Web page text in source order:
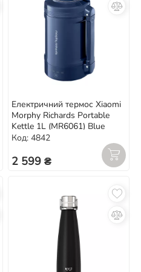
Електричний термос Xiaomi
Morphy Richards Portable
Kettle 1L (MR6061) Blue
Код: 4842
2 599 ₴